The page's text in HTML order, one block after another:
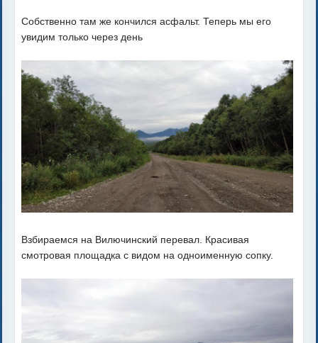
Собственно там же кончился асфальт. Теперь мы его
увидим только через день
Взбираемся на Вилючинский перевал. Красивая
смотровая площадка с видом на одноименную сопку.